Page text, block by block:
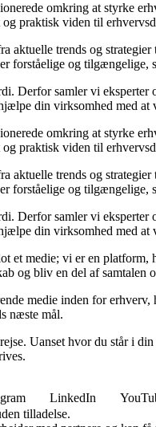
omkring at styrke
og praktisk viden til
aktuelle trends og
forståelige og tilgængelige,
Derfor samler vi eksperter
din virksomhed med at
omkring at styrke
og praktisk viden til
aktuelle trends og
forståelige og tilgængelige,
Derfor samler vi eksperter
din virksomhed med at
et medie; vi er en
og bliv en del af samtalen
medie inden for
næste mål.
Uanset hvor du står i
LinkedIn
tilladelse.